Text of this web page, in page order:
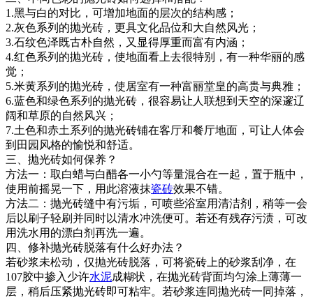
1.黑与白的对比，可增加地面的层次的结构感；
2.灰色系列的抛光砖，更具文化品位和大自然风光；
3.石纹色泽既古朴自然，又显得厚重而富有内涵；
4.红色系列的抛光砖，使地面看上去很特别，有一种华丽的感
觉；
5.米黄系列的抛光砖，使居室有一种富丽堂皇的高贵与典雅；
6.蓝色和绿色系列的抛光砖，很容易让人联想到天空的深邃辽
阔和草原的自然风兴；
7.土色和赤土系列的抛光砖铺在客厅和餐厅地面，可让人体会
到田园风格的愉悦和舒适。
三、抛光砖如何保养？
方法一：取白蜡与白醋各一小勺等量混合在一起，置于瓶中，
使用前摇晃一下，用此溶液抹瓷砖效果不错。
方法二：抛光砖缝中有污垢，可喷些浴室用清洁剂，稍等一会
后以刷子轻刷并同时以清水冲洗便可。若还有残存污渍，可改
用洗水用的漂白剂再洗一遍。
四、修补抛光砖脱落有什么好办法？
若砂浆未松动，仅抛光砖脱落，可将瓷砖上的砂浆刮净，在
107胶中掺入少许水泥成糊状，在抛光砖背面均匀涂上薄薄一
层，稍后压紧抛光砖即可粘牢。若砂浆连同抛光砖一同掉落，